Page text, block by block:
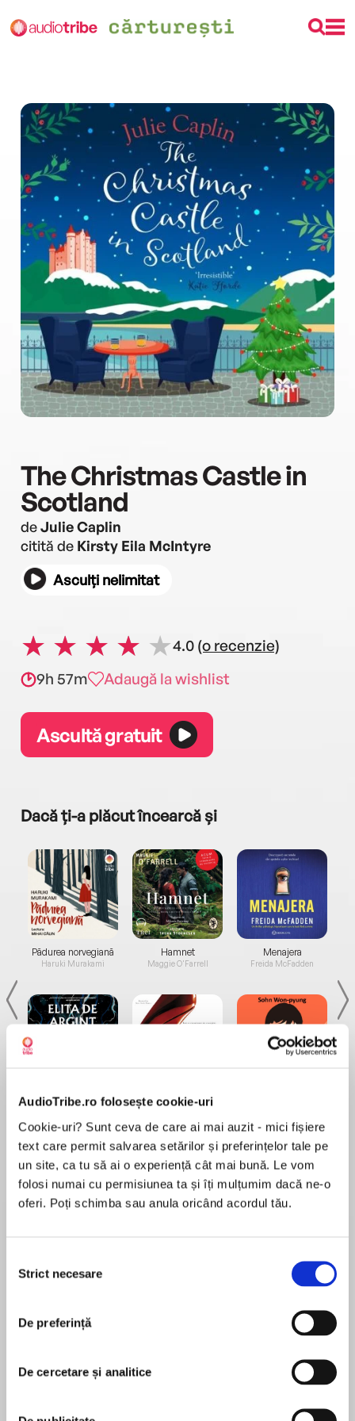
AudioTribe.ro folosește cookie-uri
Cookie-uri? Sunt ceva de care ai mai auzit - mici fișiere
text care permit salvarea setărilor și preferințelor tale pe
un site, ca tu să ai o experiență cât mai bună. Le vom
folosi numai cu permisiunea ta și îți mulțumim dacă ne-o
oferi. Poți schimba sau anula oricând acordul tău.
consimțământului
Strict necesare
De preferință
De cercetare și analitice
The Christmas Castle in
Scotland
deJulie Caplin
citită de Kirsty Eila McIntyre
Asculți nelimitat
4.0 (o recenzie)
9h 57m
Adaugă la wishlist
Ascultă gratuit
Dacă ți-a plăcut încearcă și
Pădurea norvegiană
Haruki Murakami
Elita de Argint (Elita
de...
Dani Francis
Hamnet
Maggie O'Farrell
Diavolul se îmbracă de
la...
Lauren Weisberger
Menajera
Freida McFadden
Desprecarte
Scottish Highlands and a romance that will melt
expected to inherit an actual castle from her
great uncle Bill but here she was, in the run up
MAI MULT
pentru această carte